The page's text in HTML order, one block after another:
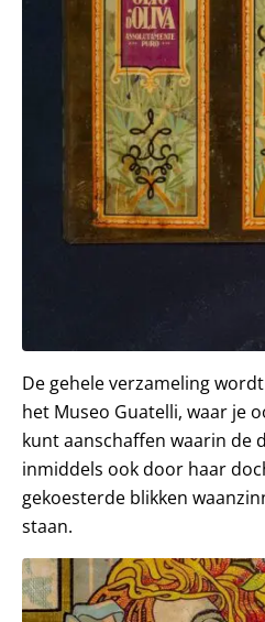
De gehele verzameling
het Museo Guatelli, waar je
kunt aanschaffen waarin de
inmiddels ook door haar
gekoesterde blikken
staan.